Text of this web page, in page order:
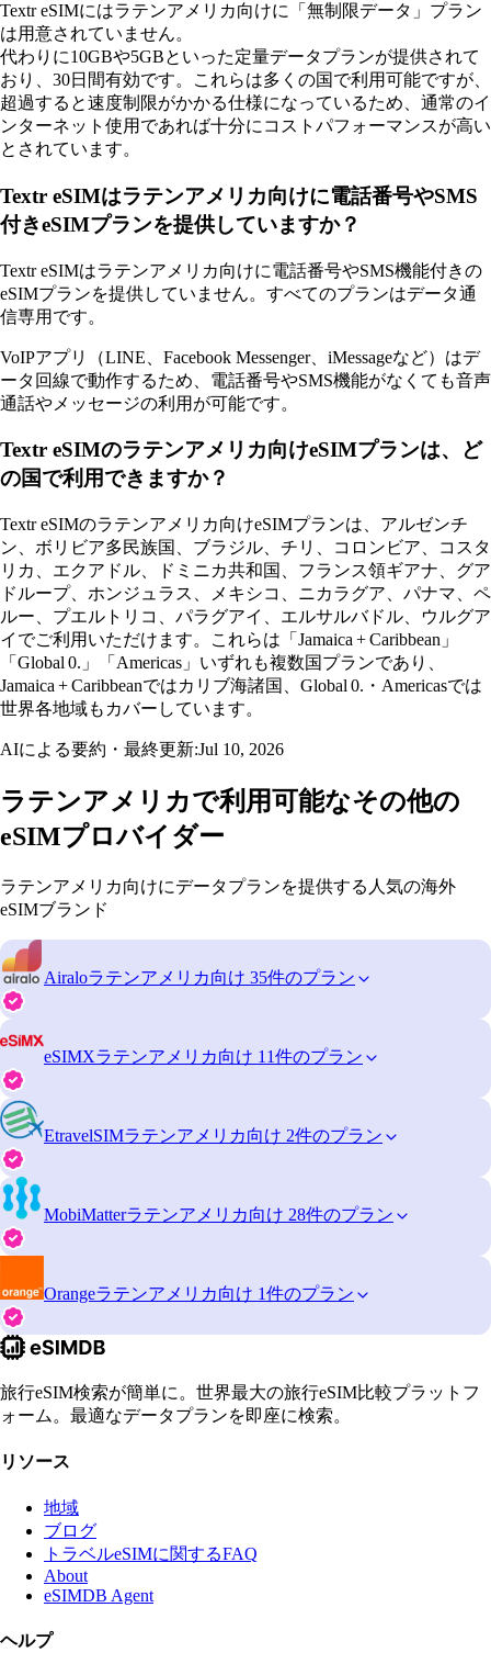
Textr eSIMにはラテンアメリカ向けに「無制限データ」プラン
は用意されていません。
代わりに10GBや5GBといった定量データプランが提供されて
おり、30日間有効です。これらは多くの国で利用可能ですが、
超過すると速度制限がかかる仕様になっているため、通常のイ
ンターネット使用であれば十分にコストパフォーマンスが高い
とされています。
Textr eSIMはラテンアメリカ向けに電話番号やSMS
付きeSIMプランを提供していますか？
Textr eSIMはラテンアメリカ向けに電話番号やSMS機能付きの
eSIMプランを提供していません。すべてのプランはデータ通
信専用です。
VoIPアプリ（LINE、Facebook Messenger、iMessageなど）はデ
ータ回線で動作するため、電話番号やSMS機能がなくても音声
通話やメッセージの利用が可能です。
Textr eSIMのラテンアメリカ向けeSIMプランは、ど
の国で利用できますか？
Textr eSIMのラテンアメリカ向けeSIMプランは、アルゼンチ
ン、ボリビア多民族国、ブラジル、チリ、コロンビア、コスタ
リカ、エクアドル、ドミニカ共和国、フランス領ギアナ、グア
ドループ、ホンジュラス、メキシコ、ニカラグア、パナマ、ペ
ルー、プエルトリコ、パラグアイ、エルサルバドル、ウルグア
イでご利用いただけます。これらは「Jamaica + Caribbean」
「Global 0.」「Americas」いずれも複数国プランであり、
Jamaica + Caribbeanではカリブ海諸国、Global 0.・Americasでは
世界各地域もカバーしています。
AIによる要約・最終更新:Jul 10, 2026
ラテンアメリカで利用可能なその他の
eSIMプロバイダー
ラテンアメリカ向けにデータプランを提供する人気の海外
eSIMブランド
Airaloラテンアメリカ向け 35件のプラン
eSIMXラテンアメリカ向け 11件のプラン
EtravelSIMラテンアメリカ向け 2件のプラン
MobiMatterラテンアメリカ向け 28件のプラン
Orangeラテンアメリカ向け 1件のプラン
旅行eSIM検索が簡単に。世界最大の旅行eSIM比較プラットフ
ォーム。最適なデータプランを即座に検索。
リソース
地域
ブログ
トラベルeSIMに関するFAQ
About
eSIMDB Agent
ヘルプ